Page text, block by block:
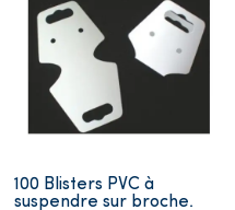
100 Blisters PVC à
suspendre sur broche.